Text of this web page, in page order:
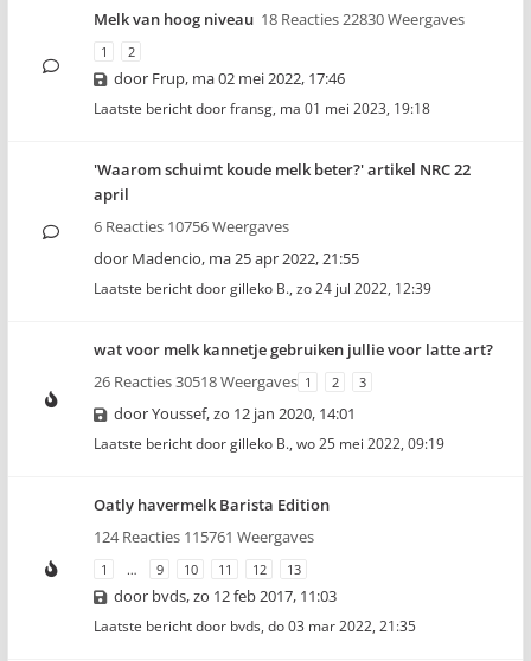
Melk van hoog niveau 18 Reacties 22830 Weergaves
1 2
door Frup, ma 02 mei 2022, 17:46
Laatste bericht doorfransg, ma 01 mei 2023, 19:18
'Waarom schuimt koude melk beter?' artikel NRC 22
april
6 Reacties 10756 Weergaves
door Madencio, ma 25 apr 2022, 21:55
Laatste bericht doorgilleko B., zo 24 jul 2022, 12:39
wat voor melk kannetje gebruiken jullie voor latte art?
26 Reacties 30518 Weergaves 1 2 3
doorYoussef,zo 12 jan 2020, 14:01
Laatste bericht doorgilleko B., wo 25 mei 2022, 09:19
Oatly havermelk Barista Edition
124 Reacties 115761 Weergaves
1 … 9 10 11 12 13
door bvds,zo 12 feb 2017, 11:03
Laatste bericht door bvds, do 03 mar 2022, 21:35